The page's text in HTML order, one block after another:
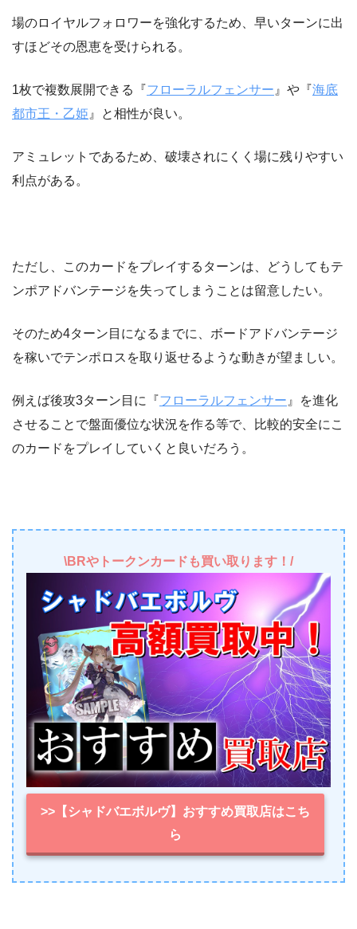
場のロイヤルフォロワーを強化するため、早いターンに出
すほどその恩恵を受けられる。
1枚で複数展開できる『フローラルフェンサー 』や『海底
都市王・乙姫 』と相性が良い。
アミュレットであるため、破壊されにくく場に残りやすい
利点がある。
ただし、このカードをプレイするターンは、どうしてもテ
ンポアドバンテージを失ってしまうことは留意したい。
そのため4ターン目になるまでに、ボードアドバンテージ
を稼いでテンポロスを取り返せるような動きが望ましい。
例えば後攻3ターン目に『フローラルフェンサー 』を進化
させることで盤面優位な状況を作る等で、比較的安全にこ
のカードをプレイしていくと良いだろう。
\BRやトークンカードも買い取ります！/
>>【シャドバエボルヴ】おすすめ買取店はこち
ら